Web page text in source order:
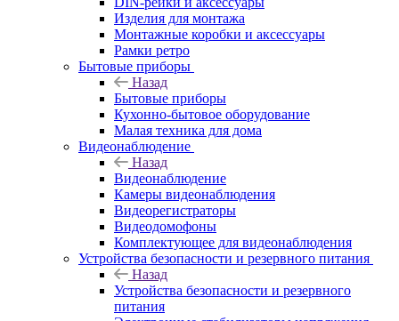
Изделия для монтажа
Монтажные коробки и аксессуары
Рамки ретро
Бытовые приборы
Назад
Бытовые приборы
Кухонно-бытовое оборудование
Малая техника для дома
Видеонаблюдение
Назад
Видеонаблюдение
Камеры видеонаблюдения
Видеорегистраторы
Видеодомофоны
Комплектующее для видеонаблюдения
Устройства безопасности и резервного питания
Назад
Устройства безопасности и резервного
питания